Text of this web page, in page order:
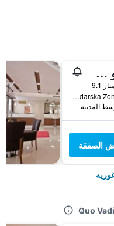
هرسك إتنو سيلو ميدوغوريي
9.1
Gospodarska Zona, Tromeda B.B., ميديوغوريه, البوسنة والهرسك
الصفقة